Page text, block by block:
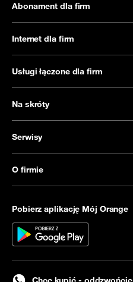
Abonament dla firm
Internet dla firm
Usługi łączone dla firm
Na skróty
Serwisy
O firmie
Pobierz aplikację Mój Orange